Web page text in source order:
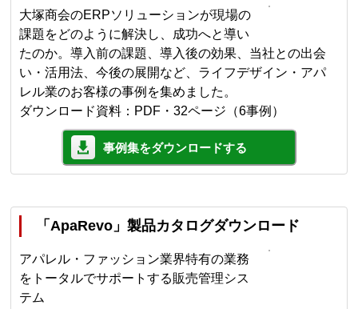
大塚商会のERPソリューションが現場の
課題をどのように解決し、成功へと導い
たのか。導入前の課題、導入後の効果、当社との出会
い・活用法、今後の展開など、ライフデザイン・アパ
レル業のお客様の事例を集めました。
ダウンロード資料：PDF・32ページ（6事例）
事例集をダウンロードする
「ApaRevo」製品カタログダウンロード
アパレル・ファッション業界特有の業務
をトータルでサポートする販売管理シス
テム